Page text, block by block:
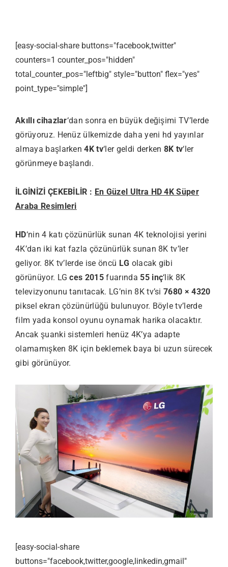
[easy-social-share buttons="facebook,twitter"
counters=1 counter_pos="hidden"
total_counter_pos="leftbig" style="button" flex="yes"
point_type="simple"]
Akıllı cihazlar‘dan sonra en büyük değişimi TV’lerde
görüyoruz. Henüz ülkemizde daha yeni hd yayınlar
almaya başlarken4K tv‘ler geldi derken 8K tv‘ler
görünmeye başlandı.
İLGİNİZİ ÇEKEBİLİR : En Güzel Ultra HD 4K Süper
Araba Resimleri
HD‘nin 4 katı çözünürlük sunan 4K teknolojisi yerini
4K’dan iki kat fazla çözünürlük sunan 8K tv’ler
geliyor. 8K tv’lerde ise öncü LG olacak gibi
görünüyor. LGces 2015 fuarında 55 inç‘lik 8K
televizyonunu tanıtacak. LG’nin 8K tv’si7680 × 4320
piksel ekran çözünürlüğü bulunuyor. Böyle tv’lerde
film yada konsol oyunu oynamak harika olacaktır.
Ancak şuanki sistemleri henüz 4K’ya adapte
olamamışken 8K için beklemek baya bi uzun sürecek
gibi görünüyor.
[easy-social-share
buttons="facebook,twitter,google,linkedin,gmail"